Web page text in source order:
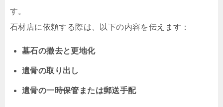
す。
石材店に依頼する際は、以下の内容を伝えます：
墓石の撤去と更地化
遺骨の取り出し
遺骨の一時保管または郵送手配